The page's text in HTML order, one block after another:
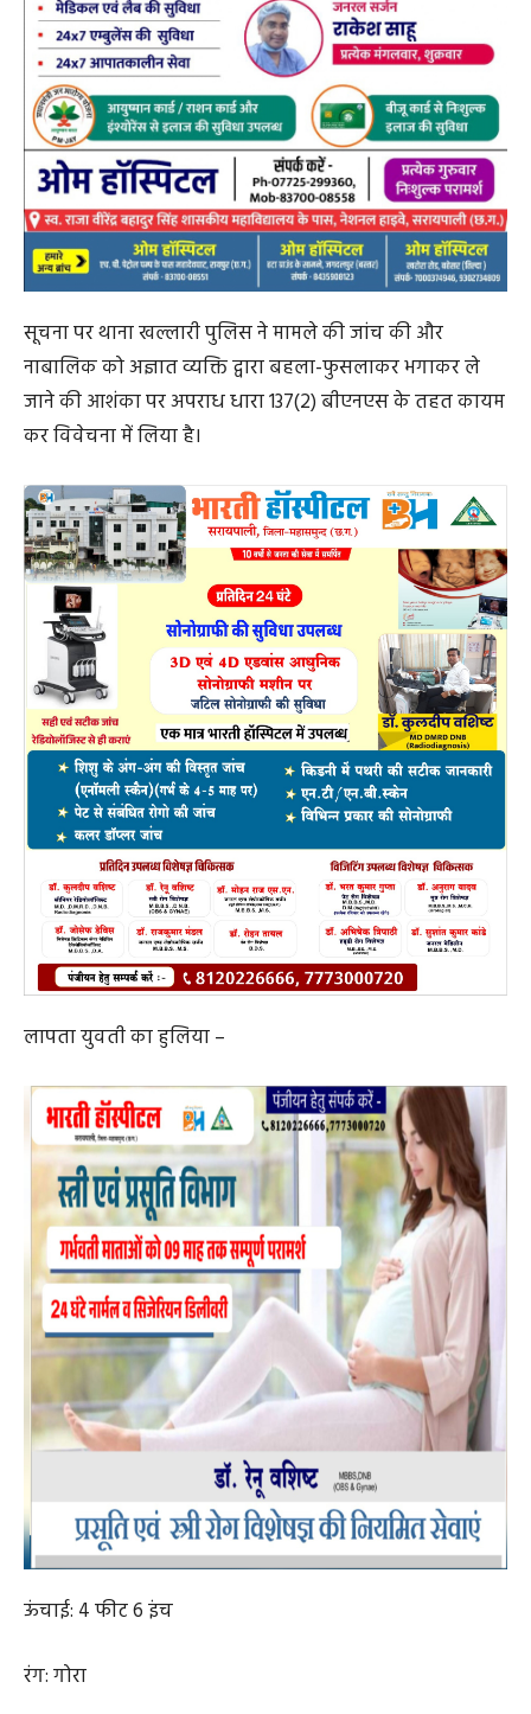
सूचना पर थाना खल्लारी पुलिस ने मामले की जांच की और
नाबालिक को अज्ञात व्यक्ति द्वारा बहला-फुसलाकर भगाकर ले
जाने की आशंका पर अपराध धारा 137(2) बीएनएस के तहत कायम
कर विवेचना में लिया है।
लापता युवती का हुलिया –
ऊंचाई: 4 फीट 6 इंच